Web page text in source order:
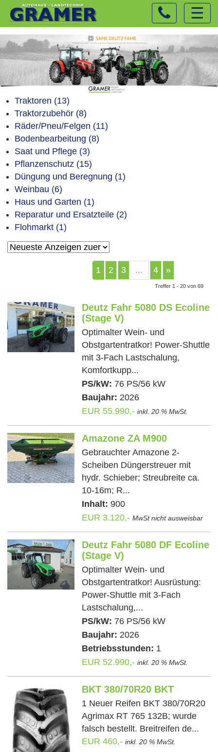
☰
Traktoren (13)
Traktorzubehör (8)
Räder/Pneu/Felgen (11)
Bodenbearbeitung (8)
Saat und Pflege (3)
Pflanzenschutz (15)
Düngung und Beregnung (1)
Weinbau (6)
Haus und Garten (1)
Reparatur und Ersatzteile (2)
Flohmarkt (1)
1 2 3 ... 4 »
Treffer 1 - 20 von 69
Deutz Fahr 5080 DS Ecoline
(Stage V)
Optimalter Wein- und
Obstgartentratkor! Power-Shuttle
mit 3-Fach Lastschalung,
Komfortkupp...
PS/kW: 76 PS/56 kW
Baujahr: 2026
EUR 55.990,- inkl. 20 % MwSt.
Amazone ZA M900
Gebrauchter Amazone 2-
Scheiben Düngerstreuer mit
hydr. Schieber; Streubreite ca.
10-16m; R...
Inhalt: 900
EUR 3.120,- MwSt nicht ausweisbar
Deutz Fahr 5080 DF Ecoline
(Stage V)
Optimalter Wein- und
Obstgartentratkor! Ausrüstung:
Power-Shuttle mit 3-Fach
Lastschalung,...
PS/kW: 76 PS/56 kW
Baujahr: 2026
Betriebsstunden: 1
EUR 52.990,- inkl. 20 % MwSt.
BKT 380/70R20 BKT
1 Neuer Reifen BKT 380/70R20
Agrimax RT 765 132B; wurde
falsch bestellt. Breitreifen de...
EUR 460,- inkl. 20 % MwSt.